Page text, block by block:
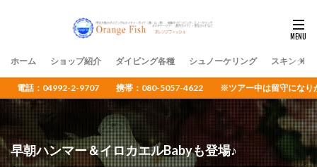
ホーム ショップ紹介 ダイビング各種 シュノーケリング スキンダイ
電話：04992-2-9707 携帯：080-5057-4622 ※ツアー中は留守になりがち
早朝ハンマー＆イロカエルBabyも登場♪